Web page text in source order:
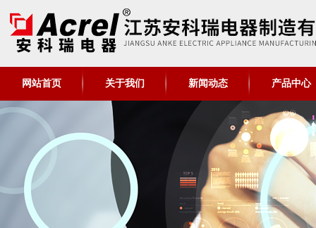
网站首页 关于我们 新闻动态 产品中心